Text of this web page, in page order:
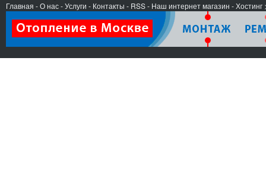
Главная -О нас-Услуги - Контакты - RSS- Наш интернет магазин -Хостинг